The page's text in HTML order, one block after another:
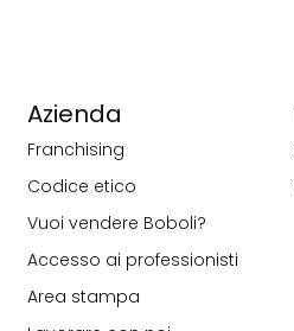
Azienda
Franchising
Codice etico
Vuoi vendere Boboli?
Accesso ai professionisti
Area stampa